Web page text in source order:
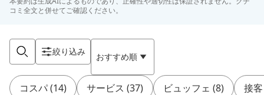
コミ全文と併せてご確認ください。
絞り込み おすすめ順
コスパ(14) サービス (37) ビュッフェ (8) 接客